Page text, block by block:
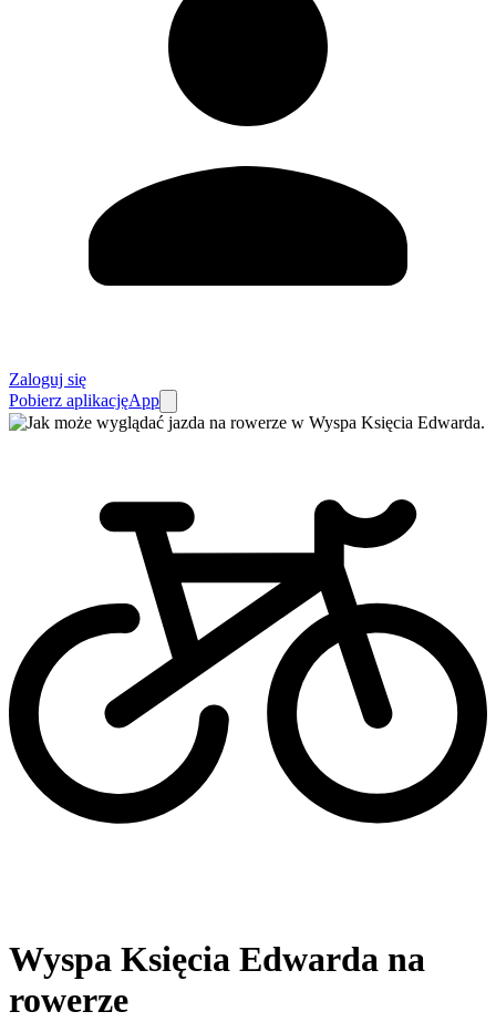
Zaloguj się
Pobierz aplikacjęApp
Wyspa Księcia Edwarda na
rowerze